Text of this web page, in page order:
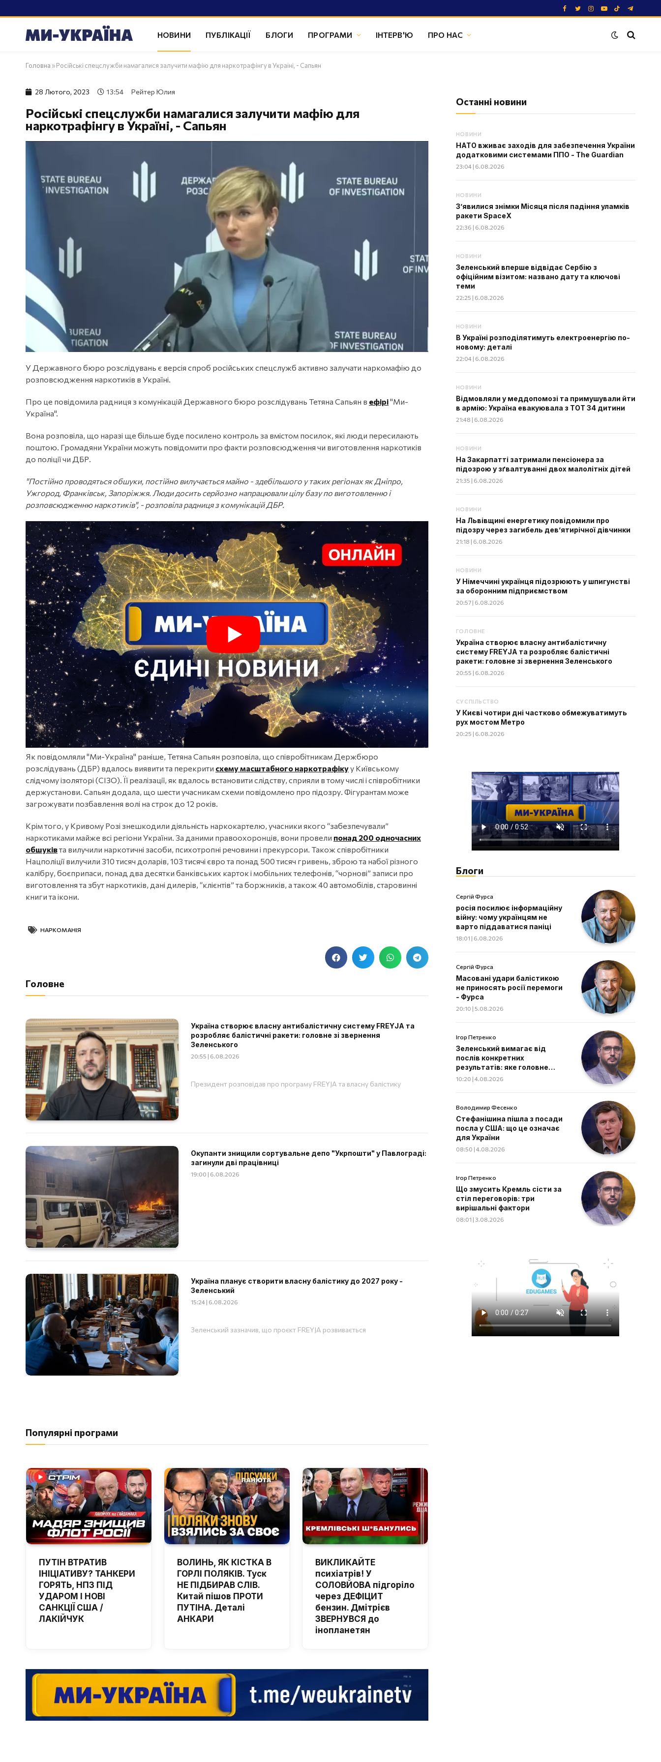
Facebook
TwitterInstagram
YouTube
TikTokTelegram
НОВИНИ ПУБЛІКАЦІЇ БЛОГИ ПРОГРАМИ ІНТЕРВ'Ю ПРО НАС
Головна »Російські спецслужби намагалися залучити мафію для наркотрафінгу в Україні, - Сапьян
28 Лютого, 2023 13:54 Рейтер Юлия
Російські спецслужби намагалися залучити мафію для
наркотрафінгу в Україні, - Сапьян
У Державного бюро розслідувань є версія спроб російських спецслужб активно залучати наркомафію до
розповсюдження наркотиків в Україні.
Про це повідомила радниця з комунікацій Державного бюро розслідувань Тетяна Сапьян в ефірі"Ми-
Україна".
Вона розповіла, що наразі ще більше буде посилено контроль за вмістом посилок, які люди пересилають
поштою. Громадяни України можуть повідомити про факти розповсюдження чи виготовлення наркотиків
до поліції чи ДБР.
"Постійно проводяться обшуки, постійно вилучається майно - здебільшого у таких регіонах як Дніпро,
Ужгород, Франківськ, Запоріжжя. Люди досить серйозно напрацювали цілу базу по виготовленню і
розповсюдженню наркотиків", - розповіла радниця з комунікацій ДБР.
Як повідомляли "Ми-Україна" раніше, Тетяна Сапьян розповіла, що співробітникам Держбюро
розслідувань (ДБР) вдалось виявити та перекрити схему масштабного наркотрафікуу Київському
слідчому ізоляторі (СІЗО). Її реалізації, як вдалось встановити слідству, сприяли в тому числі і співробітники
держустанови. Сапьян додала, що шести учасникам схеми повідомлено про підозру. Фігурантам може
загрожувати позбавлення волі на строк до 12 років.
Крім того, у Кривому Розі знешкодили діяльність наркокартелю, учасники якого “забезпечували”
наркотиками майже всі регіони України. За даними правоохоронців, вони провели понад 200 одночасних
обшуківта вилучили наркотичні засоби, психотропні речовини і прекурсори. Також співробітники
Нацполіції вилучили 310 тисяч доларів, 103 тисячі євро та понад 500 тисяч гривень, зброю та набої різного
калібру, боєприпаси, понад два десятки банківських карток і мобільних телефонів, “чорнові” записи про
виготовлення та збут наркотиків, дані дилерів, “клієнтів” та боржників, а також 40 автомобілів, старовинні
книги та ікони.
НАРКОМАНІЯ
Головне
Україна створює власну антибалістичну систему FREYJA та
розробляє балістичні ракети: головне зі звернення
Зеленського
20:55 | 6.08.2026
Президент розповідав про програму FREYJA та власну балістику
Окупанти знищили сортувальне депо "Укрпошти" у Павлограді:
загинули дві працівниці
19:00 | 6.08.2026
Україна планує створити власну балістику до 2027 року -
Зеленський
15:24 | 6.08.2026
Зеленський зазначив, що проєкт FREYJA розвивається
Популярні програми
ПУТІН ВТРАТИВ
ІНІЦІАТИВУ? ТАНКЕРИ
ГОРЯТЬ, НПЗ ПІД
УДАРОМ І НОВІ
САНКЦІЇ США /
ЛАКІЙЧУК
ВОЛИНЬ, ЯК КІСТКА В
ГОРЛІ ПОЛЯКІВ. Туск
НЕ ПІДБИРАВ СЛІВ.
Китай пішов ПРОТИ
ПУТІНА. Деталі
АНКАРИ
ВИКЛИКАЙТЕ
психіатрів! У
СОЛОВЙОВА підгоріло
через ДЕФІЦИТ
бензин. Дмітрієв
ЗВЕРНУВСЯ до
інопланетян
Останні новини
НОВИНИ
НАТО вживає заходів для забезпечення України
додатковими системами ППО - The Guardian
23:04 | 6.08.2026
НОВИНИ
З’явилися знімки Місяця після падіння уламків
ракети SpaceX
22:36 | 6.08.2026
НОВИНИ
Зеленський вперше відвідає Сербію з
офіційним візитом: названо дату та ключові
теми
22:25 | 6.08.2026
НОВИНИ
В Україні розподілятимуть електроенергію по-
новому: деталі
22:04 | 6.08.2026
НОВИНИ
Відмовляли у меддопомозі та примушували йти
в армію: Україна евакуювала з ТОТ 34 дитини
21:48 | 6.08.2026
НОВИНИ
На Закарпатті затримали пенсіонера за
підозрою у зґвалтуванні двох малолітніх дітей
21:35 | 6.08.2026
НОВИНИ
На Львівщині енергетику повідомили про
підозру через загибель дев’ятирічної дівчинки
21:18 | 6.08.2026
НОВИНИ
У Німеччині українця підозрюють у шпигунстві
за оборонним підприємством
20:57 | 6.08.2026
ГОЛОВНЕ
Україна створює власну антибалістичну
систему FREYJA та розробляє балістичні
ракети: головне зі звернення Зеленського
20:55 | 6.08.2026
СУСПІЛЬСТВО
У Києві чотири дні частково обмежуватимуть
рух мостом Метро
20:25 | 6.08.2026
Блоги
Сергій Фурса
росія посилює інформаційну
війну: чому українцям не
варто піддаватися паніці
18:01 | 6.08.2026
Сергій Фурса
Масовані удари балістикою
не приносять росії перемоги
- Фурса
20:10 | 5.08.2026
Ігор Петренко
Зеленський вимагає від
послів конкретних
результатів: яке головне
завдання дипломатів
10:20 | 4.08.2026
Володимир Фесенко
Стефанішина пішла з посади
посла у США: що це означає
для України
08:50 | 4.08.2026
Ігор Петренко
Що змусить Кремль сісти за
стіл переговорів: три
вирішальні фактори
08:01 | 3.08.2026